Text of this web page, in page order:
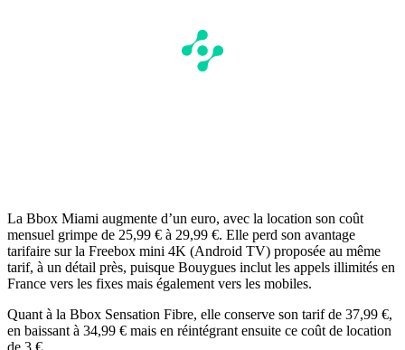
La Bbox Miami augmente d’un euro, avec la location son coût
mensuel grimpe de 25,99 € à 29,99 €. Elle perd son avantage
tarifaire sur la Freebox mini 4K (Android TV) proposée au même
tarif, à un détail près, puisque Bouygues inclut les appels illimités en
France vers les fixes mais également vers les mobiles.
Quant à la Bbox Sensation Fibre, elle conserve son tarif de 37,99 €,
en baissant à 34,99 € mais en réintégrant ensuite ce coût de location
de 3 €.